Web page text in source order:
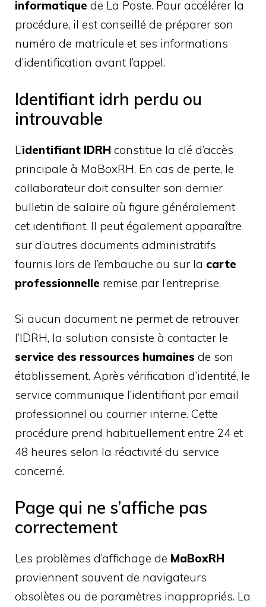
informatique de La Poste. Pour accélérer la
procédure, il est conseillé de préparer son
numéro de matricule et ses informations
d’identification avant l’appel.
Identifiant idrh perdu ou
introuvable
L’identifiant IDRH constitue la clé d’accès
principale à MaBoxRH. En cas de perte, le
collaborateur doit consulter son dernier
bulletin de salaire où figure généralement
cet identifiant. Il peut également apparaître
sur d’autres documents administratifs
fournis lors de l’embauche ou sur la carte
professionnelle remise par l’entreprise.
Si aucun document ne permet de retrouver
l’IDRH, la solution consiste à contacter le
service des ressources humaines de son
établissement. Après vérification d’identité, le
service communique l’identifiant par email
professionnel ou courrier interne. Cette
procédure prend habituellement entre 24 et
48 heures selon la réactivité du service
concerné.
Page qui ne s’affiche pas
correctement
Les problèmes d’affichage de MaBoxRH
proviennent souvent de navigateurs
obsolètes ou de paramètres inappropriés. La